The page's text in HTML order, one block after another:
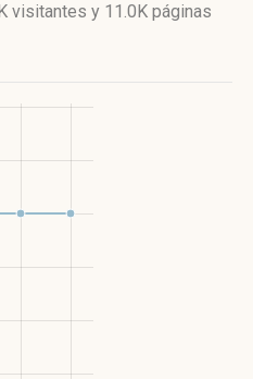
visitantes y 11.0K páginas